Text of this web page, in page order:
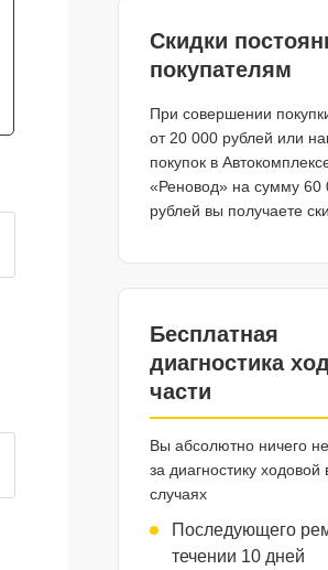
Скидки
покупателям
При совершении
от 20 000 рублей или
покупок в
«Реновод» на сумму 60
рублей вы получаете
Бесплатная
диагностика
части
Вы абсолютно ничего
за диагностику ходовой
случаях
Последующего
течении 10 дней